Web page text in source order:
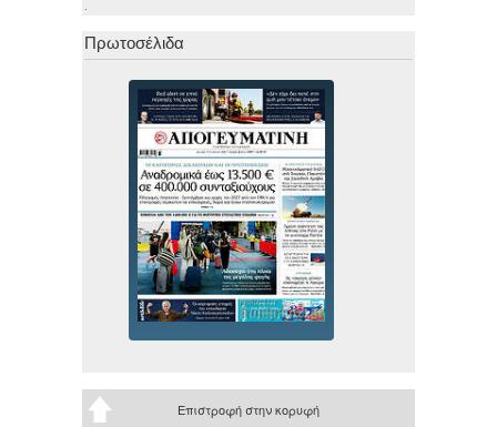
Πρωτοσέλιδα
Επιστροφή στην κορυφή